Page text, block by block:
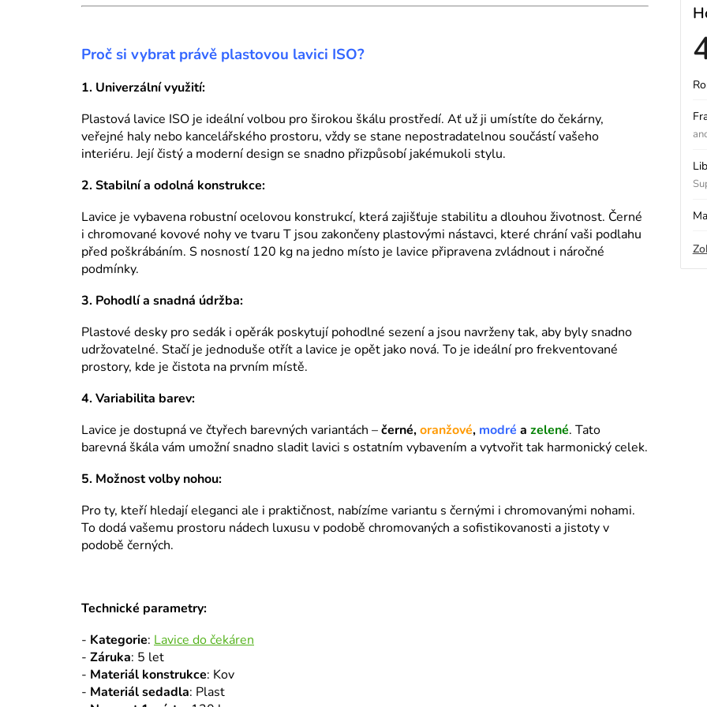
Proč si vybrat právě plastovou lavici ISO?
1. Univerzální využití:
Plastová lavice ISO je ideální volbou pro širokou škálu prostředí. Ať už ji umístíte do čekárny,
veřejné haly nebo kancelářského prostoru, vždy se stane nepostradatelnou součástí vašeho
interiéru. Její čistý a moderní design se snadno přizpůsobí jakémukoli stylu.
2. Stabilní a odolná konstrukce:
Lavice je vybavena robustní ocelovou konstrukcí, která zajišťuje stabilitu a dlouhou životnost. Černé
i chromované kovové nohy ve tvaru T jsou zakončeny plastovými nástavci, které chrání vaši podlahu
před poškrábáním. S nosností 120 kg na jedno místo je lavice připravena zvládnout i náročné
podmínky.
3. Pohodlí a snadná údržba:
Plastové desky pro sedák i opěrák poskytují pohodlné sezení a jsou navrženy tak, aby byly snadno
udržovatelné. Stačí je jednoduše otřít a lavice je opět jako nová. To je ideální pro frekventované
prostory, kde je čistota na prvním místě.
4. Variabilita barev:
Lavice je dostupná ve čtyřech barevných variantách –černé,oranžové, modré a zelené. Tato
barevná škála vám umožní snadno sladit lavici s ostatním vybavením a vytvořit tak harmonický celek.
5. Možnost volby nohou:
Pro ty, kteří hledají eleganci ale i praktičnost, nabízíme variantu s černými i chromovanými nohami.
To dodá vašemu prostoru nádech luxusu v podobě chromovaných a sofistikovanosti a jistoty v
podobě černých.
Technické parametry:
- Kategorie: Lavice do čekáren
- Záruka: 5 let
- Materiál konstrukce: Kov
- Materiál sedadla: Plast
ý
p
i
s
h
o